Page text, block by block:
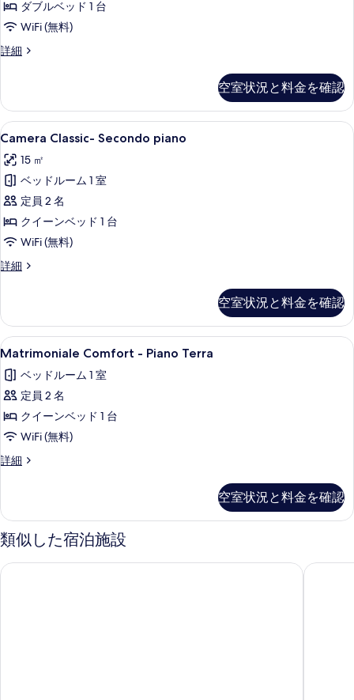
示
す
る
の
す
の
写
真
を
表
示
す
る
ダブルベッド 1 台
WiFi (無料)
詳細
Matrimoniale
-
Secondo
Piano
詳
細
空室状況と料金を確認
Camera
Classic-
Secondo
piano
の
す
べ
て
真
を
表
示
す
る
Camera Classic- Secondo piano | ミ
2
Camera Classic- Secondo piano
15 ㎡
ベッドルーム 1 室
定員 2 名
クイーンベッド 1 台
WiFi (無料)
詳細
Camera
の
詳
細
空室状況と料金を確認
Matrimoniale
Comfort
-
Piano
Terra
の
す
の
写
真
Matrimoniale Comfort - Piano Terra |
5
Matrimoniale Comfort - Piano Terra
ベッドルーム 1 室
定員 2 名
クイーンベッド 1 台
WiFi (無料)
詳細
Matrimoniale
Terra
の
詳
空室状況と料金を確認
類似した宿泊施設
25 アワーズ ホテル フローレンス ピアッツァ サン パオリーノ
フォル